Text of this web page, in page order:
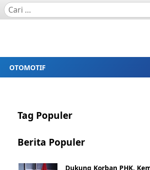
OTOMOTIF
Tag Populer
Berita Populer
Dukung Korban PHK,